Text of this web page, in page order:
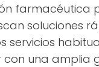
farmacéutica
soluciones
servicios
una